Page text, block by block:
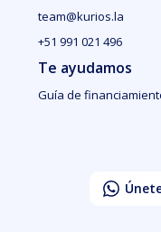
team@kurios.la
+51 991 021 496
Te ayudamos
Guía de